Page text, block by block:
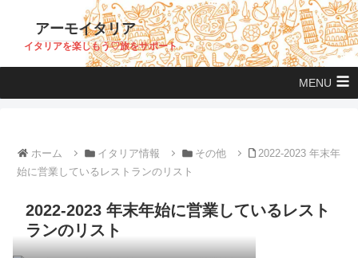
アーモイタリア
イタリアを楽しもう♡旅をサポート
MENU
ホーム イタリア情報 その他
2022-2023 年末年
始に営業しているレストランのリスト
2022-2023 年末年始に営業しているレスト
ランのリスト